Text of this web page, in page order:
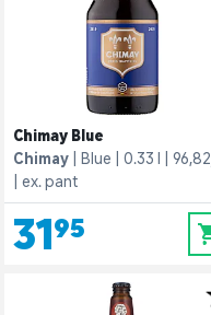
Chimay Blue
Chimay
Blue 0.33 l
ex. pant
31,95